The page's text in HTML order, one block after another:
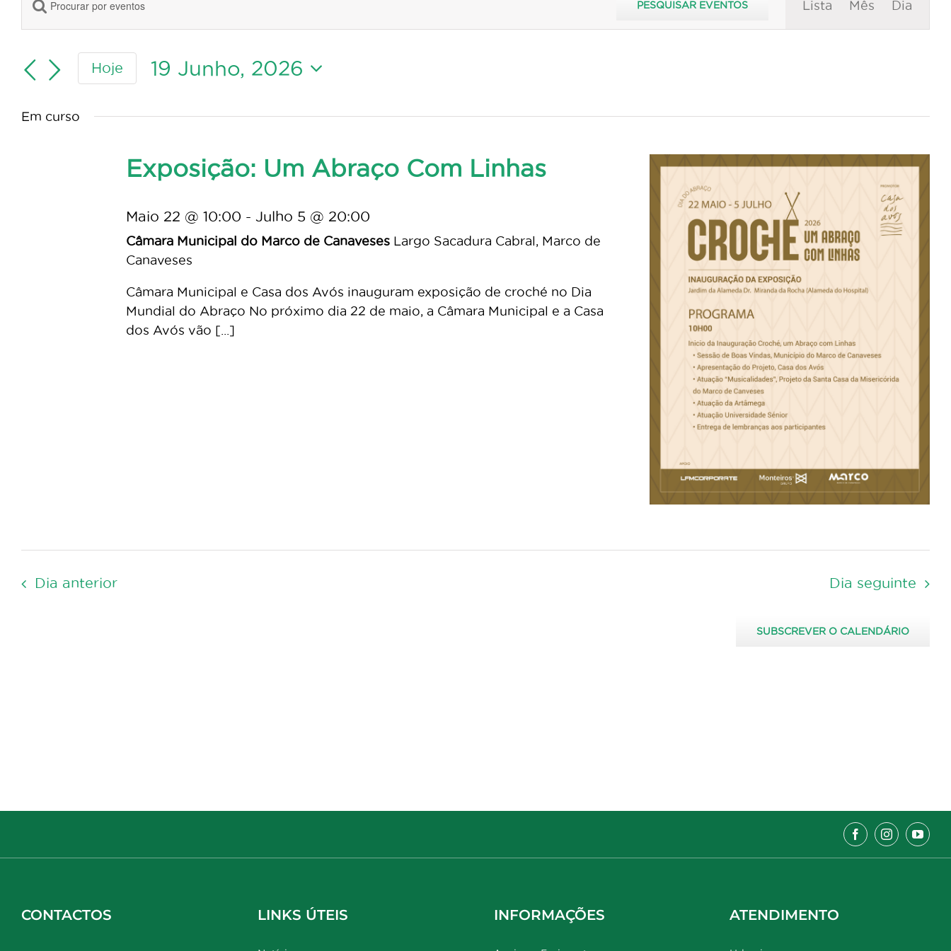
for
Junho,
2026
Navegação
de
e
de
chave.
Procure
Eventos
PESQUISAR EVENTOS
de
Lista Mês Dia
Hoje
19 Junho, 2026
a
Em curso
Exposição: Um Abraço Com Linhas
Maio 22 @ 10:00 - Julho 5 @ 20:00
Câmara Municipal do Marco de Canaveses Largo Sacadura Cabral, Marco de
Canaveses
Câmara Municipal e Casa dos Avós inauguram exposição de croché no Dia
Mundial do Abraço No próximo dia 22 de maio, a Câmara Municipal e a Casa
dos Avós vão [...]
Dia anterior Dia seguinte
SUBSCREVER O CALENDÁRIO
CONTACTOS LINKS ÚTEIS INFORMAÇÕES ATENDIMENTO